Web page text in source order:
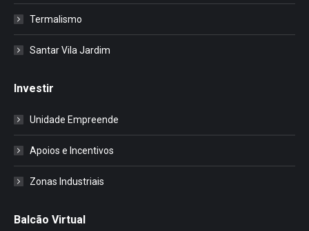
Termalismo
Santar Vila Jardim
Investir
Unidade Empreende
Apoios e Incentivos
Zonas Industriais
Balcão Virtual